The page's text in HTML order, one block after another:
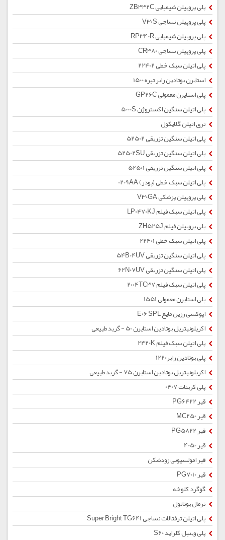
پلی پروپیلن شیمیایی ZB332C
پلی پروپیلن نساجی V30S
پلی پروپیلن شیمیایی RP340R
پلی پروپیلن نساجی CR380
پلی اتیلن سبک خطی 22402
استایرن بوتادین رابر تیره 1500
پلی استایرن معمولی GP26C
پلی اتیلن سنگین اکستروژن 5000S
تری اتیلن گلایکول
پلی اتیلن سنگین تزریقی 52502
پلی اتیلن سنگین تزریقی 52502SU
پلی اتیلن سنگین تزریقی 52501
پلی اتیلن سبک خطی (پودر) 0209AA
پلی پروپیلن پزشکی V30GA
پلی اتیلن سبک فیلم LP0470KJ
پلی پروپیلن فیلم ZH525J
پلی اتیلن سبک خطی 22401
پلی اتیلن سنگین تزریقی 54B04UV
پلی اتیلن سنگین تزریقی 62N07UV
پلی اتیلن سبک فیلم 2004TC37
پلی استایرن معمولی 1551
اپوکسی رزین مایع E06 SPL
اکریلونیتریل بوتادین استایرن 50 - گرید طبیعی
پلی اتیلن سبک فیلم 2420K
پلی بوتادین رابر1220
اکریلونیتریل بوتادین استایرن 75 - گرید طبیعی
پلی کربنات 0407
قیر PG6422
قیر MC250
قیر PG5822
قیر 4050
قیر امولسیونی زودشکن
قیر PG7010
گوگرد کلوخه
نرمال بوتانول
پلی اتیلن ترفتالات نساجی Super Bright TG641
پلی وینیل کلراید S60